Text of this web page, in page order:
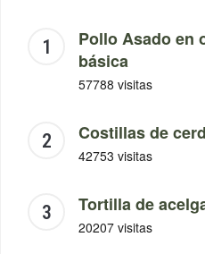
Pollo Asado en
básica
57788 visitas
Costillas de
42753 visitas
Tortilla de
20207 visitas